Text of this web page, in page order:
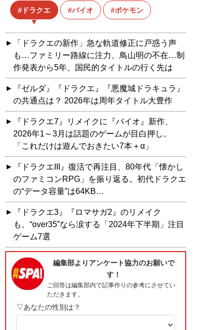
ドラクエ バイオ ポケモン
「ドラクエの新作」急な軌道修正に戸惑う声
も…ファミリー路線に注力、鳥山明の不在…制
作発表から5年、国民的タイトルの行く先は
『ゼルダ』『ドラクエ』『悪魔城ドラキュラ』
の共通点は？ 2026年は周年タイトル大豊作
『ドラクエ7』リメイクに『バイオ』新作、
2026年1～3月は話題のゲームが目白押し。
「これだけは遊んでおきたい7本＋α」
『ドラクエIII』復活で再注目、80年代「懐かし
のファミコンRPG」を振り返る。初代ドラクエ
の“データ容量”は64KB…
『ドラクエ3』『ロマサガ2』のリメイク
も。“over35”なら涙する「2024年下半期」注目
ゲーム7選